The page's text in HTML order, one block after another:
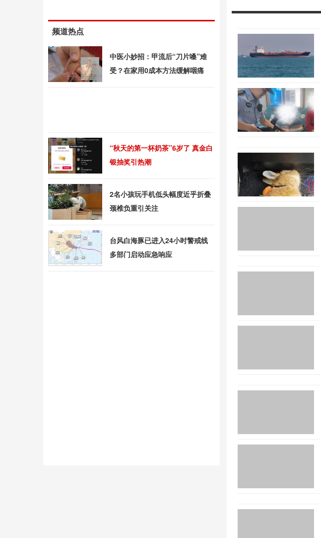
频道热点
中医小妙招：甲流后“刀片嗓”难
受？在家用0成本方法缓解咽痛
“秋天的第一杯奶茶”6岁了 真金白
银抽奖引热潮
2名小孩玩手机低头幅度近乎折叠
颈椎负重引关注
台风白海豚已进入24小时警戒线
多部门启动应急响应